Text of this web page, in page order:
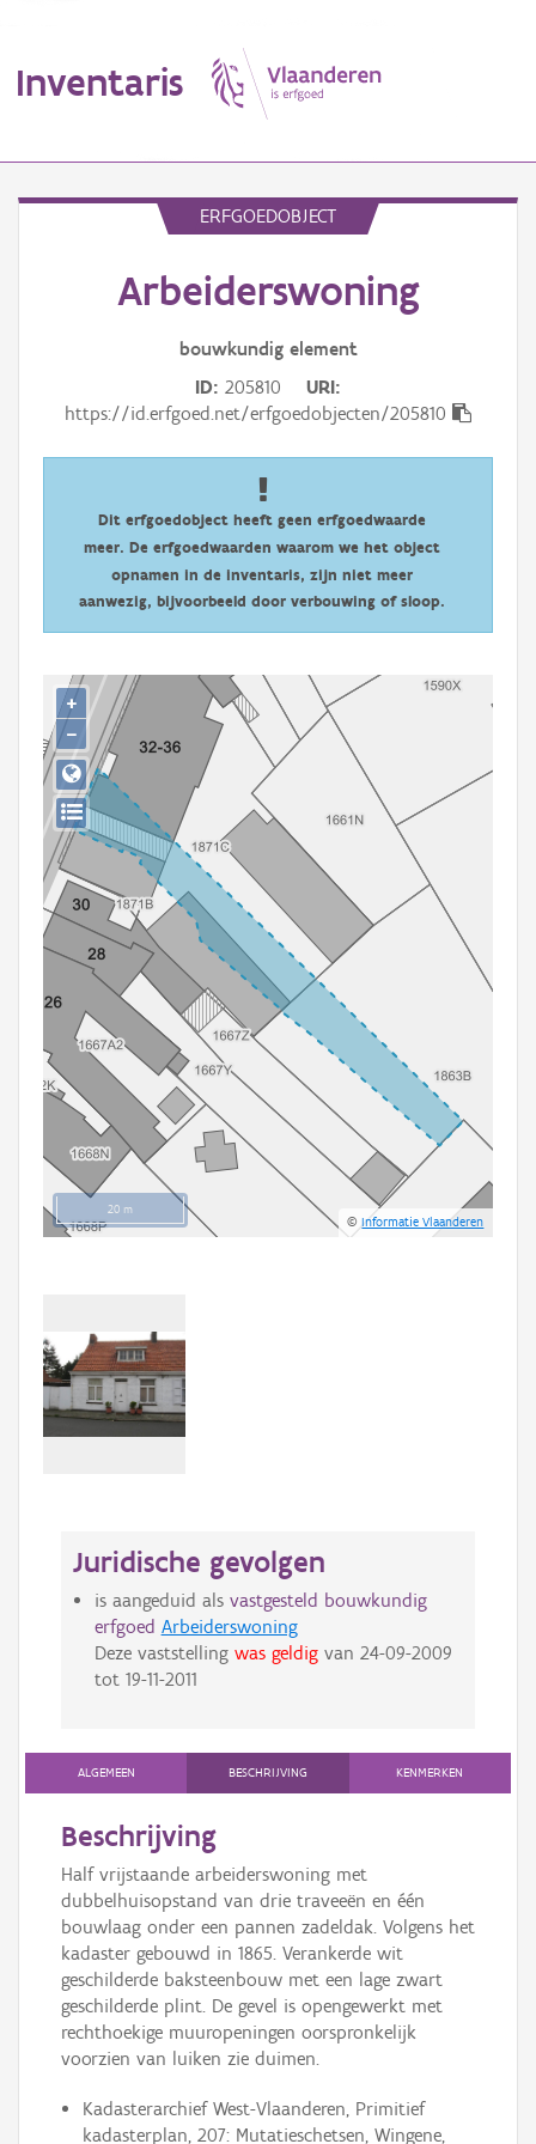
Inventaris
Persoon of collectief
Downloads
Aanmelden
ERFGOEDOBJECT
Arbeiderswoning
bouwkundig element
ID 205810
URI
https://id.erfgoed.net/erfgoedobjecten/205810
Dit erfgoedobject heeft geen erfgoedwaarde
meer. De erfgoedwaarden waarom we het object
opnamen in de inventaris, zijn niet meer
aanwezig, bijvoorbeeld door verbouwing of sloop.
20 m
©Informatie Vlaanderen
+
−
Juridische gevolgen
is aangeduid als vastgesteld bouwkundig
erfgoed Arbeiderswoning
Deze vaststelling was geldigvan 24-09-2009
tot 19-11-2011
ALGEMEEN BESCHRIJVING KENMERKEN
Beschrijving
Half vrijstaande arbeiderswoning met
dubbelhuisopstand van drie traveeën en één
bouwlaag onder een pannen zadeldak. Volgens het
kadaster gebouwd in 1865. Verankerde wit
geschilderde baksteenbouw met een lage zwart
geschilderde plint. De gevel is opengewerkt met
rechthoekige muuropeningen oorspronkelijk
voorzien van luiken zie duimen.
Kadasterarchief West-Vlaanderen, Primitief
kadasterplan, 207: Mutatieschetsen, Wingene,